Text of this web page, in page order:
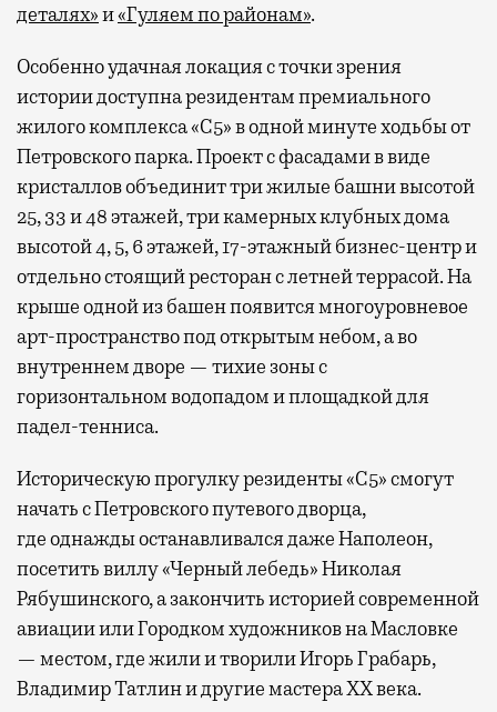
деталях»и«Гуляем по районам».
Особенно удачная локация с точки зрения
истории доступна резидентам премиального
жилого комплекса «С5»в одной минуте ходьбы от
Петровского парка. Проект с фасадами в виде
кристаллов объединит три жилые башни высотой
25, 33 и 48 этажей, три камерных клубных дома
высотой 4, 5, 6 этажей, 17-этажный бизнес-центр и
отдельно стоящий ресторан с летней террасой. На
крыше одной из башен появится многоуровневое
арт-пространство под открытым небом, а во
внутреннем дворе — тихие зоны с
горизонтальном водопадом и площадкой для
падел-тенниса.
Историческую прогулку резиденты «С5» смогут
начать с Петровского путевого дворца,
гдеоднажды останавливался даже Наполеон,
посетить виллу «Черный лебедь» Николая
Рябушинского, а закончить историей современной
авиации или Городком художников на Масловке
— местом, где жили и творили Игорь Грабарь,
Владимир Татлин и другие мастера XX века.